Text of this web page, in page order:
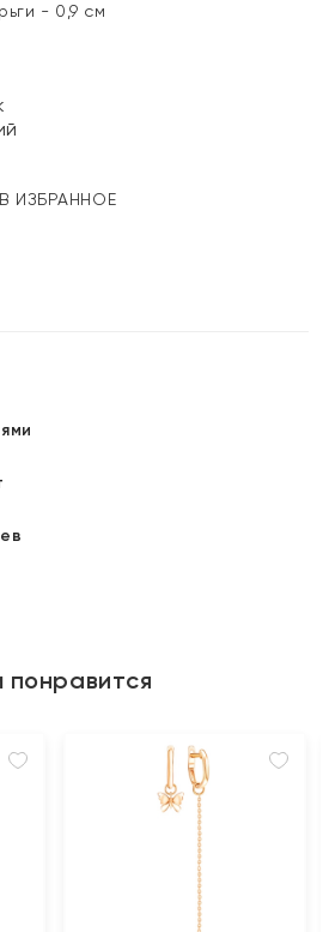
- 0,9 см
В ИЗБРАННОЕ
понравится